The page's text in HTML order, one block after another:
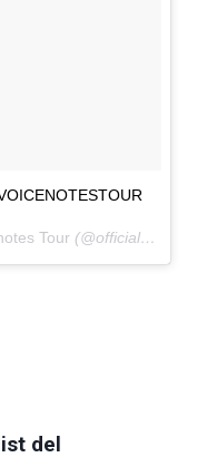
Tour (@officialvoicenotestour) in data:
del